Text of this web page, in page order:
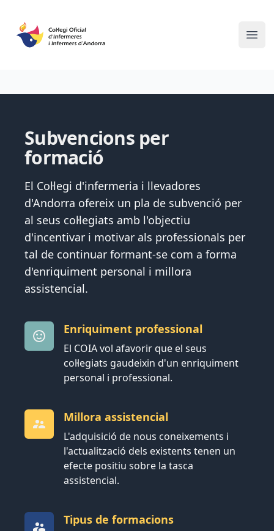
Subvencions per
formació
El Col·legi d'infermeria i llevadores
d'Andorra ofereix un pla de subvenció per
al seus col·legiats amb l'objectiu
d'incentivar i motivar als professionals per
tal de continuar formant-se com a forma
d'enriquiment personal i millora
assistencial.
Enriquiment professional
El COIA vol afavorir que el seus
col·legiats gaudeixin d'un enriquiment
personal i professional.
Millora assistencial
L'adquisició de nous coneixements i
l'actualització dels existents tenen un
efecte positiu sobre la tasca
assistencial.
Tipus de formacions